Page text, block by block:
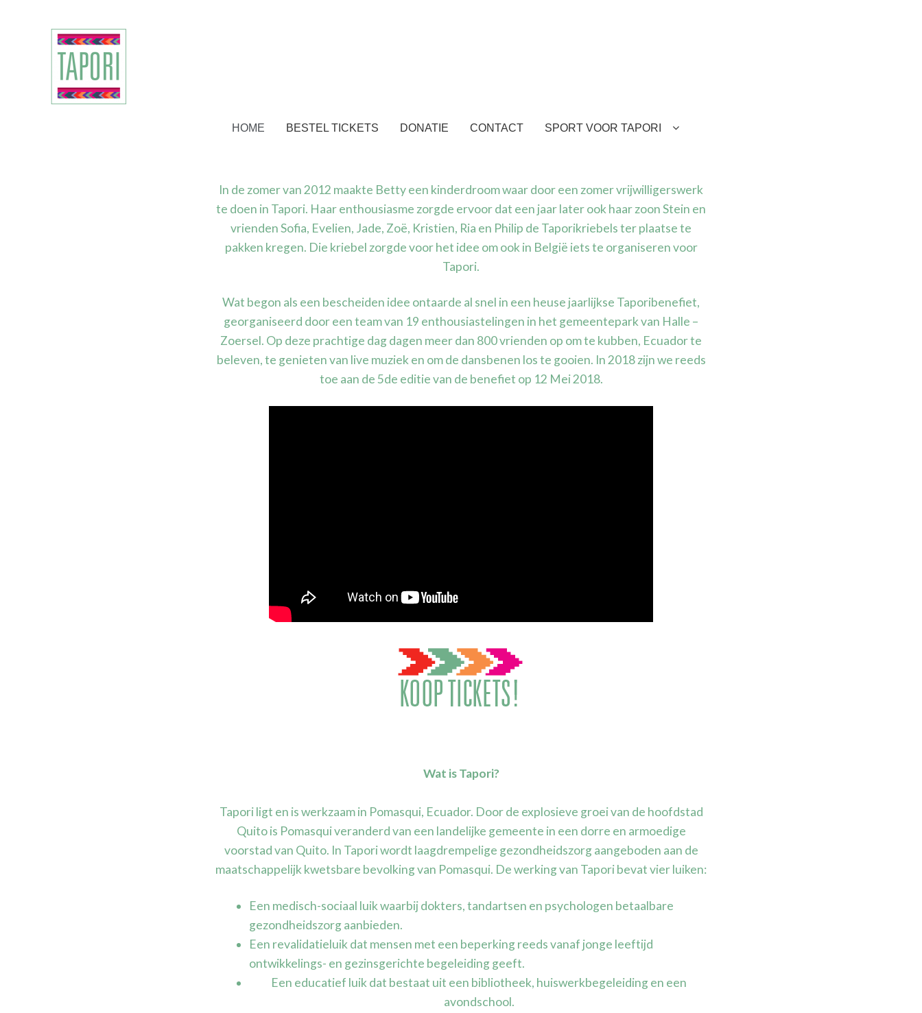
Skip to navigation
Skip to content
HOME BESTEL TICKETS DONATIE CONTACT SPORT VOOR TAPORI
In de zomer van 2012 maakte Betty een kinderdroom waar door een zomer vrijwilligerswerk
te doen in Tapori. Haar enthousiasme zorgde ervoor dat een jaar later ook haar zoon Stein en
vrienden Sofia, Evelien, Jade, Zoë, Kristien, Ria en Philip de Taporikriebels ter plaatse te
pakken kregen. Die kriebel zorgde voor het idee om ook in België iets te organiseren voor
Tapori.
Wat begon als een bescheiden idee ontaarde al snel in een heuse jaarlijkse Taporibenefiet,
georganiseerd door een team van 19 enthousiastelingen in het gemeentepark van Halle –
Zoersel. Op deze prachtige dag dagen meer dan 800 vrienden op om te kubben, Ecuador te
beleven, te genieten van live muziek en om de dansbenen los te gooien. In 2018 zijn we reeds
toe aan de 5de editie van de benefiet op 12 Mei 2018.
Wat is Tapori?
Tapori ligt en is werkzaam in Pomasqui, Ecuador. Door de explosieve groei van de hoofdstad
Quito is Pomasqui veranderd van een landelijke gemeente in een dorre en armoedige
voorstad van Quito. In Tapori wordt laagdrempelige gezondheidszorg aangeboden aan de
maatschappelijk kwetsbare bevolking van Pomasqui. De werking van Tapori bevat vier luiken:
Een medisch-sociaal luik waarbij dokters, tandartsen en psychologen betaalbare
gezondheidszorg aanbieden.
Een revalidatieluik dat mensen met een beperking reeds vanaf jonge leeftijd
ontwikkelings- en gezinsgerichte begeleiding geeft.
Een educatief luik dat bestaat uit een bibliotheek, huiswerkbegeleiding en een
avondschool.